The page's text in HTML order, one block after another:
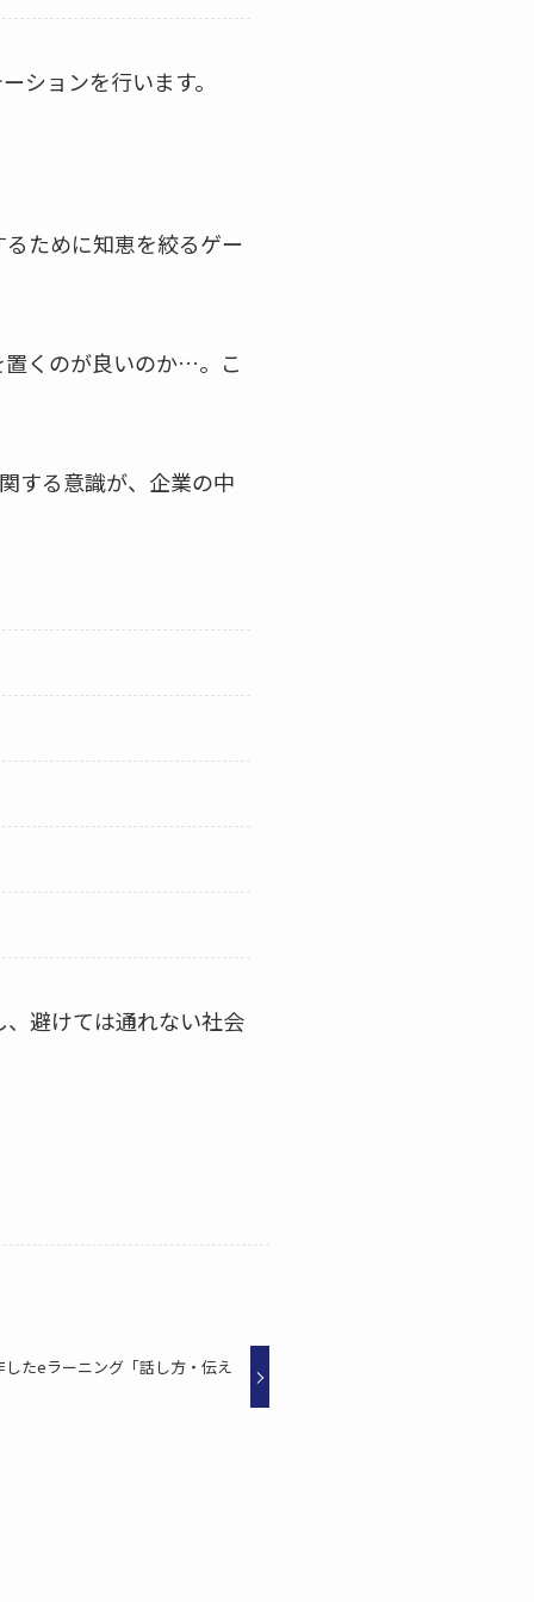
ションを行います。
ために知恵を絞るゲー
置くのが良いのか…。こ
する意識が、企業の中
避けては通れない社会
たeラーニング「話し方・伝え